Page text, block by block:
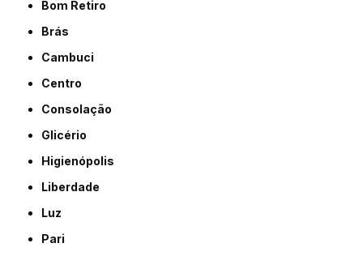
Bom Retiro
Brás
Cambuci
Centro
Consolação
Glicério
Higienópolis
Liberdade
Luz
Pari